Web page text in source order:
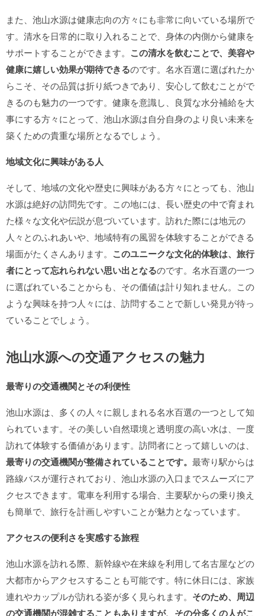
また、池山水源は健康志向の方々にも非常に向いている場所で
す。清水を日常的に取り入れることで、身体の内側から健康を
サポートすることができます。 この清水を飲むことで、美容や
健康に嬉しい効果が期待できるのです。名水百選に選ばれたか
らこそ、その品質は折り紙つきであり、安心して飲むことがで
きるのも魅力の一つです。健康を意識し、良質な水分補給を大
事にする方々にとって、池山水源は自分自身のより良い未来を
築くための貴重な場所となるでしょう。
地域文化に興味がある人
そして、地域の文化や歴史に興味がある方々にとっても、池山
水源は絶好の訪問先です。この地には、長い歴史の中で育まれ
た様々な文化や伝説が息づいています。訪れた際には地元の
人々とのふれあいや、地域特有の風習を体験することができる
場面がたくさんあります。 このユニークな文化的体験は、旅行
者にとって忘れられない思い出となるのです。名水百選の一つ
に選ばれていることからも、その価値は計り知れません。この
ような興味を持つ人々には、訪問することで新しい発見が待っ
ていることでしょう。
池山水源への交通アクセスの魅力
最寄りの交通機関とその利便性
池山水源は、多くの人々に親しまれる名水百選の一つとして知
られています。その美しい自然環境と透明度の高い水は、一度
訪れて体験する価値があります。訪問者にとって嬉しいのは、
最寄りの交通機関が整備されていることです。 最寄り駅からは
路線バスが運行されており、池山水源の入口までスムーズにア
クセスできます。電車を利用する場合、主要駅からの乗り換え
も簡単で、旅行を計画しやすいことが魅力となっています。
アクセスの便利さを実感する旅程
池山水源を訪れる際、新幹線や在来線を利用して名古屋などの
大都市からアクセスすることも可能です。特に休日には、家族
連れやカップルが訪れる姿が多く見られます。 そのため、周辺
の交通機関が混雑することもありますが、その分多くの人がこ